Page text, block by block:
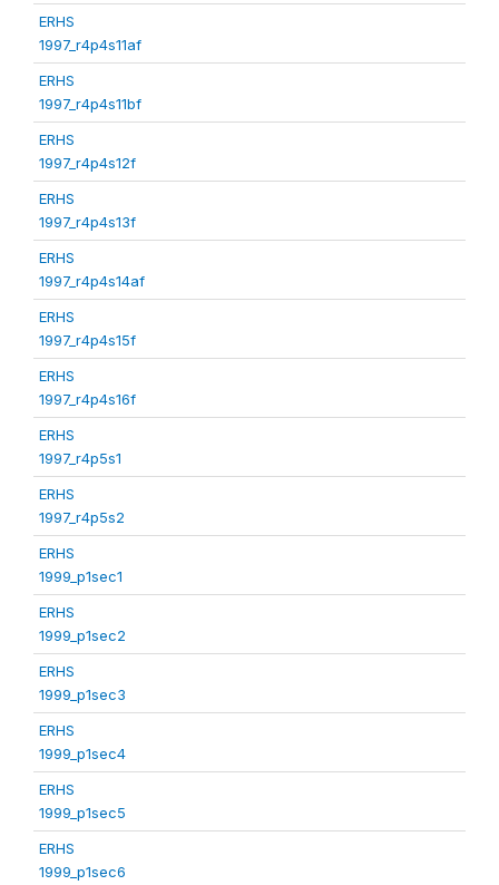
ERHS
1997_r4p4s11af
ERHS
1997_r4p4s11bf
ERHS
1997_r4p4s12f
ERHS
1997_r4p4s13f
ERHS
1997_r4p4s14af
ERHS
1997_r4p4s15f
ERHS
1997_r4p4s16f
ERHS
1997_r4p5s1
ERHS
1997_r4p5s2
ERHS
1999_p1sec1
ERHS
1999_p1sec2
ERHS
1999_p1sec3
ERHS
1999_p1sec4
ERHS
1999_p1sec5
ERHS
1999_p1sec6